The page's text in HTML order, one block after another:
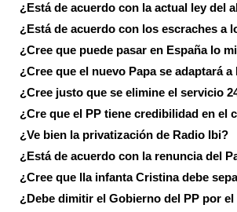
¿Está de acuerdo con la actual ley del
¿Está de acuerdo con los escraches a
¿Cree que puede pasar en España lo
¿Cree que el nuevo Papa se adaptará
¿Cree justo que se elimine el servicio
¿Cre que el PP tiene credibilidad en el
¿Ve bien la privatización de Radio Ibi?
¿Está de acuerdo con la renuncia del
¿Cree que lla infanta Cristina debe
¿Debe dimitir el Gobierno del PP por